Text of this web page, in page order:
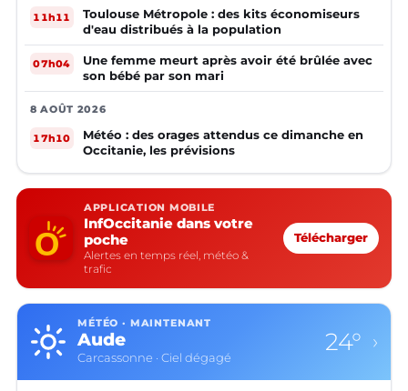
11h11
Toulouse Métropole : des kits économiseurs
d'eau distribués à la population
07h04
Une femme meurt après avoir été brûlée avec
son bébé par son mari
8 AOÛT 2026
17h10
Météo : des orages attendus ce dimanche en
Occitanie, les prévisions
APPLICATION MOBILE
InfOccitanie dans votre
poche
Alertes en temps réel, météo &
trafic
Télécharger
MÉTÉO · MAINTENANT
Aude
Carcassonne · Ciel dégagé
24° ›